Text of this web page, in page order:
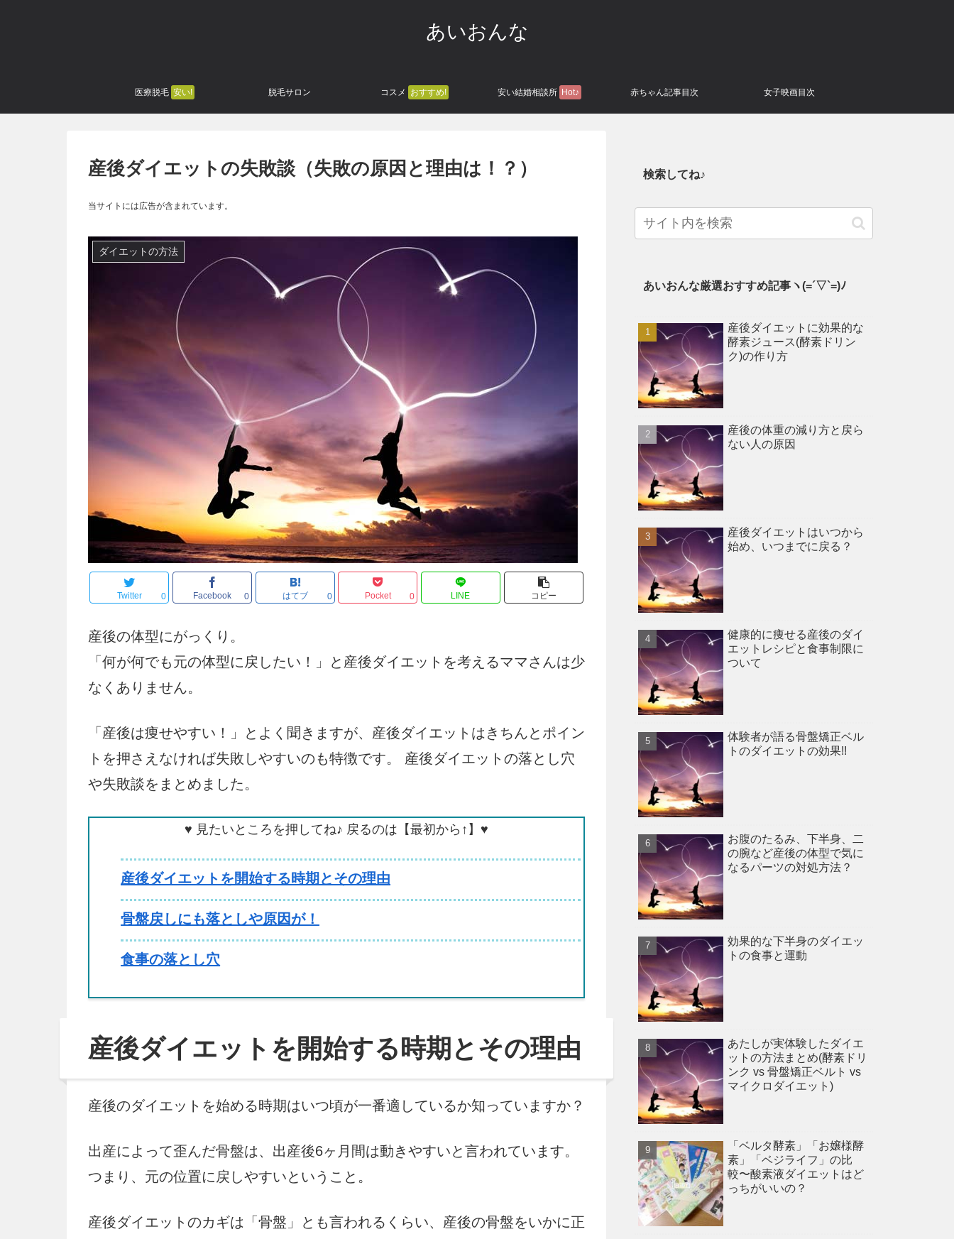
あいおんな
医療脱毛 安い! 脱毛サロン コスメ おすすめ! 安い結婚相談所 Hot♪ 赤ちゃん記事目次 女子映画目次
産後ダイエットの失敗談（失敗の原因と理由は！？）
当サイトには広告が含まれています。
ダイエットの方法
Twitter 0 Facebook 0 はてブ 0 Pocket 0 LINE コピー
産後の体型にがっくり。
「何が何でも元の体型に戻したい！」と産後ダイエットを考えるママさんは少
なくありません。
「産後は痩せやすい！」とよく聞きますが、産後ダイエットはきちんとポイン
トを押さえなければ失敗しやすいのも特徴です。 産後ダイエットの落とし穴
や失敗談をまとめました。
♥ 見たいところを押してね♪ 戻るのは【最初から↑】♥
産後ダイエットを開始する時期とその理由
骨盤戻しにも落としや原因が！
食事の落とし穴
産後ダイエットを開始する時期とその理由
産後のダイエットを始める時期はいつ頃が一番適しているか知っていますか？
出産によって歪んだ骨盤は、出産後6ヶ月間は動きやすいと言われています。
つまり、元の位置に戻しやすいということ。
産後ダイエットのカギは「骨盤」とも言われるくらい、産後の骨盤をいかに正
検索してね♪
あいおんな厳選おすすめ記事ヽ(=´▽`=)ﾉ
産後ダイエットに効果的な
酵素ジュース(酵素ドリン
ク)の作り方
産後の体重の減り方と戻ら
ない人の原因
産後ダイエットはいつから
始め、いつまでに戻る？
健康的に痩せる産後のダイ
エットレシピと食事制限に
ついて
体験者が語る骨盤矯正ベル
トのダイエットの効果!!
お腹のたるみ、下半身、二
の腕など産後の体型で気に
なるパーツの対処方法？
効果的な下半身のダイエッ
トの食事と運動
あたしが実体験したダイエ
ットの方法まとめ(酵素ドリ
ンク vs 骨盤矯正ベルト vs
マイクロダイエット)
「ベルタ酵素」「お嬢様酵
素」「ベジライフ」の比
較〜酸素液ダイエットはど
っちがいいの？